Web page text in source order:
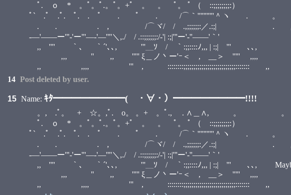
ﾟ. ｏ * 。ﾟ。ﾟ.。ﾟ。+ﾟ 。 。 ﾟ。 ﾟ （ ::;;;;;;;;:）
ﾟ` .ﾟ .ﾟ. ﾟ. . ﾟ . ﾟ . /⌒｀'''''''''''＾ヽ
. . . , /⌒ヾ/ / .,;;;;;;:／.:;|
-―'――ー'''‐'ー'''―‐'―''''＼,./ / .::;;;;;;:/‐'| :;|'''ー'-''――'｀'
,, '''' ｀、 ｀´'､､, '''＿ｿ / ｀:;;::::ﾉ,,, | :;| ''' ､､,
,,, '' ,, ''''' ξ＿ノ丶ー'ｰ＜ ,ゝ__＞ ''''' ,,,,
,, ,,,, ''' , ::::::::;;;;;;;;;;;;;;;;;;;;;;;;;;::::::: ,,
14 Post deleted by user.
15 Name: ｷﾀ━━━━━━━━( ・∀・）━━━━━━━━!!!!
。, .ﾟ。 + ☆。,ﾟ. o。 。+ 。ﾟ., . ∧＿∧,
ﾟ. ｏ * 。ﾟ。ﾟ.。ﾟ。+ﾟ 。 。 ﾟ。 ﾟ （ ::;;;;;;;;:）
ﾟ` .ﾟ .ﾟ. ﾟ. . ﾟ . ﾟ . /⌒｀'''''''''''＾ヽ . 。 I think I
. . . , /⌒ヾ/ / .,;;;;;;:／.:;|
-―'――ー'''‐'ー'''―‐'―''''＼,./ / .::;;;;;;:/‐'| :;|'''ー'-''――'｀'
,, '''' ｀、 ｀´'､､, '''＿ｿ / ｀:;;::::ﾉ,,, | :;| ''' ､､, Maybe I
,,, '' ,, ''''' ξ＿ノ丶ー'ｰ＜ ,ゝ__＞ ''''' ,,,,
,, ,,,, ''' , ::::::::;;;;;;;;;;;;;;;;;;;;;;;;;;::::::: ,,